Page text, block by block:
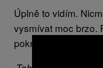
Úplně to vidím.
vysmívat moc brzo.
pokračuje: